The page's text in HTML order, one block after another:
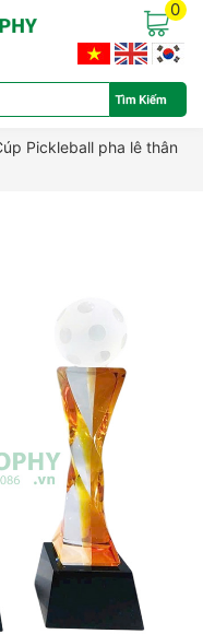
0
Pickleball pha lê thân